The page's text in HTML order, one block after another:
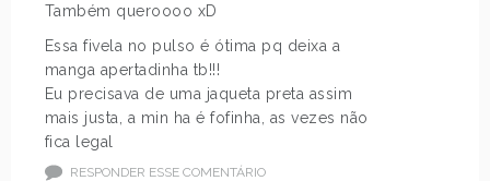
Também queroooo xD
Essa fivela no pulso é ótima pq deixa a
manga apertadinha tb!!!
Eu precisava de uma jaqueta preta assim
mais justa, a min ha é fofinha, as vezes não
fica legal
RESPONDER ESSE COMENTÁRIO